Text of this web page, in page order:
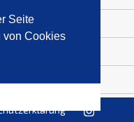
Seite
von Cookies